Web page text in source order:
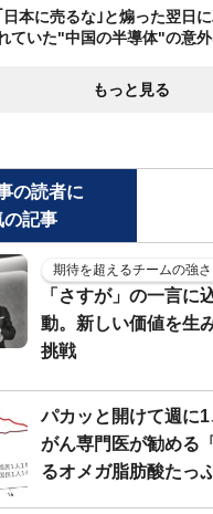
日本に売るな｣と煽った翌日
ていた"中国の半導体"の意
もっと見る
の読者に
の記事
期待を超えるチームの強さ
「さすが」の一言に
動。新しい価値を生
挑戦
パカッと開けて週に
がん専門医が勧める
るオメガ脂肪酸たっ